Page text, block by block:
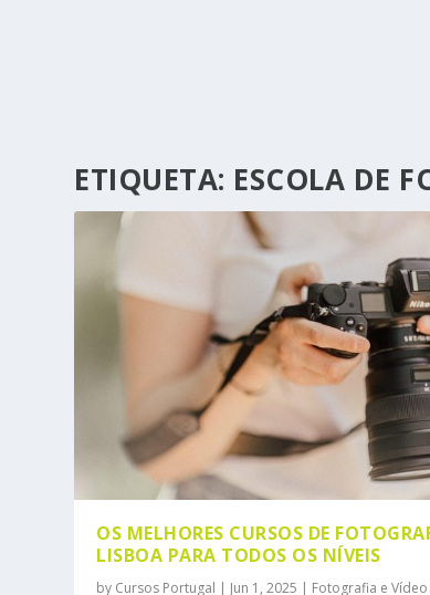
ETIQUETA: ESCOLA DE
OS MELHORES CURSOS DE
LISBOA PARA TODOS OS NÍVEIS
by Cursos Portugal Jun 1, 2025 Fotografia e Vídeo